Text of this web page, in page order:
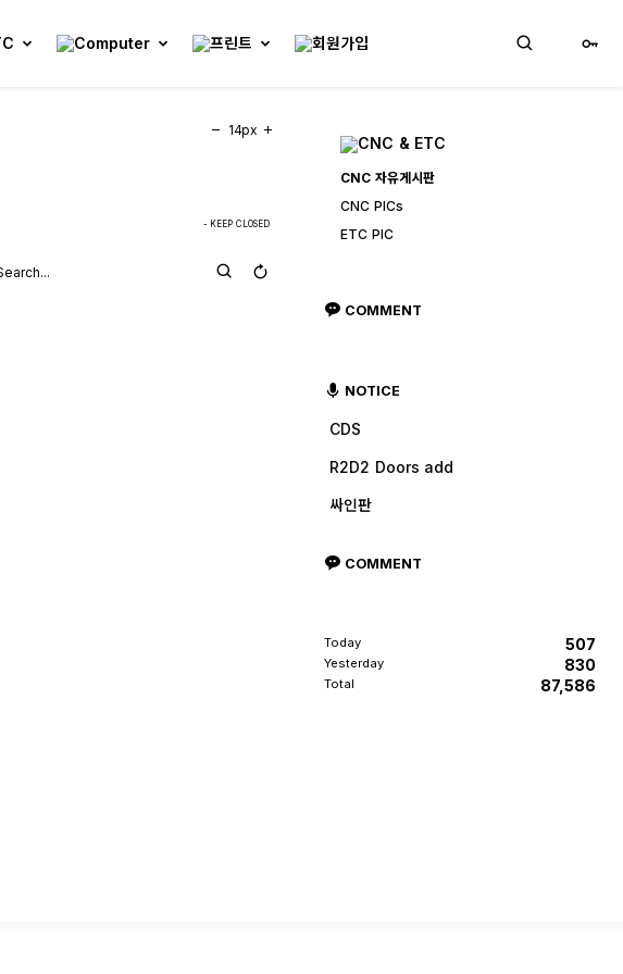
14px
- KEEP CLOSED
CNC 자유게시판
CNC PICs
ETC PIC
COMMENT
NOTICE
CDS
R2D2 Doors add
싸인판
COMMENT
Today 507
Yesterday 830
Total 87,586